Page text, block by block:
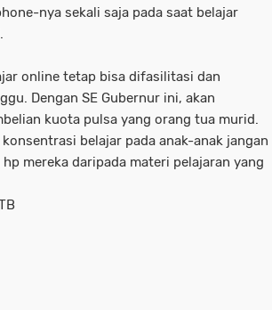
nya sekali saja pada saat belajar
online tetap bisa difasilitasi dan
Dengan SE Gubernur ini, akan
kuota pulsa yang orang tua murid.
belajar pada anak-anak jangan
mereka daripada materi pelajaran yang